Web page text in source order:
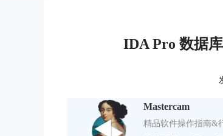
IDA Pro 数据库
Mastercam
精品软件操作指南&